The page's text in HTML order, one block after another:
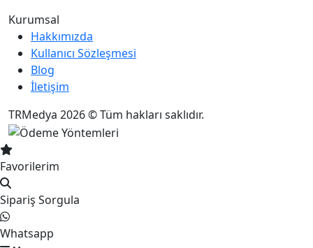
Kurumsal
Hakkımızda
Kullanıcı Sözleşmesi
Blog
İletişim
TRMedya 2026 © Tüm hakları saklıdır.
Favorilerim
Sipariş Sorgula
Whatsapp